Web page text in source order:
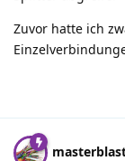
Zuvor hatte ich